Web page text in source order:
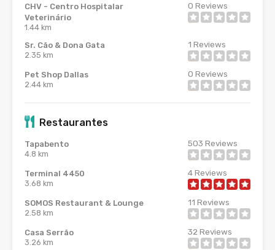
CHV - Centro Hospitalar
Veterinário
1.44 km
0 Reviews
Sr. Cão & Dona Gata
2.35 km
1 Reviews
Pet Shop Dallas
2.44 km
0 Reviews
Restaurantes
Tapabento
4.8 km
503 Reviews
Terminal 4450
3.68 km
4Reviews
SOMOS Restaurant & Lounge
2.58 km
11 Reviews
Casa Serrão
3.26 km
32 Reviews